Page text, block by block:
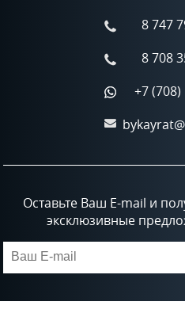
8 747
8 708
+7 (708)
Оставьте Ваш E-mail и
эксклюзивные